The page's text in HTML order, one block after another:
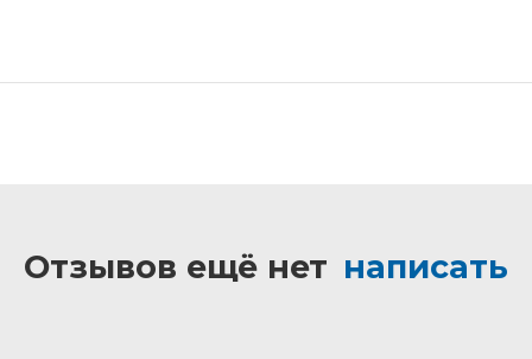
Отзывов ещё нет написать